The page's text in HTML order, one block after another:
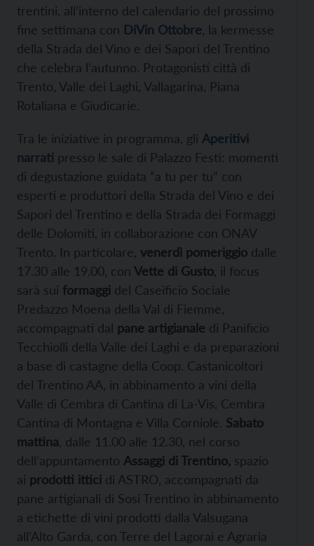
trentini, all’interno del calendario del prossimo
fine settimana con DiVin Ottobre , la kermesse
della Strada del Vino e dei Sapori del Trentino
che celebra l’autunno. Protagonisti città di
Trento, Valle dei Laghi, Vallagarina, Piana
Rotaliana e Giudicarie.
Tra le iniziative in programma, gli Aperitivi
narrati presso le sale di Palazzo Festi: momenti
di degustazione guidata “a tu per tu” con
esperti e produttori della Strada del Vino e dei
Sapori del Trentino e della Strada dei Formaggi
delle Dolomiti, in collaborazione con ONAV
Trento. In particolare, venerdì pomeriggio dalle
17.30 alle 19.00, con Vette di Gusto , il focus
sarà sui formaggi del Caseificio Sociale
Predazzo Moena della Val di Fiemme,
accompagnati dal pane artigianale di Panificio
Tecchiolli della Valle dei Laghi e da preparazioni
a base di castagne della Coop. Castanicoltori
del Trentino AA, in abbinamento a vini della
Valle di Cembra di Cantina di La-Vis, Cembra
Cantina di Montagna e Villa Corniole. Sabato
mattina , dalle 11.00 alle 12.30, nel corso
dell’appuntamento Assaggi di Trentino, spazio
ai prodotti ittici di ASTRO, accompagnati da
pane artigianali di Sosi Trentino in abbinamento
a etichette di vini prodotti dalla Valsugana
all’Alto Garda, con Terre del Lagorai e Agraria